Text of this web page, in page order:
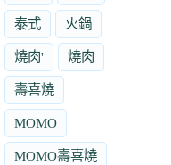
泰式 火鍋
燒肉' 燒肉
壽喜燒
MOMO
MOMO壽喜燒